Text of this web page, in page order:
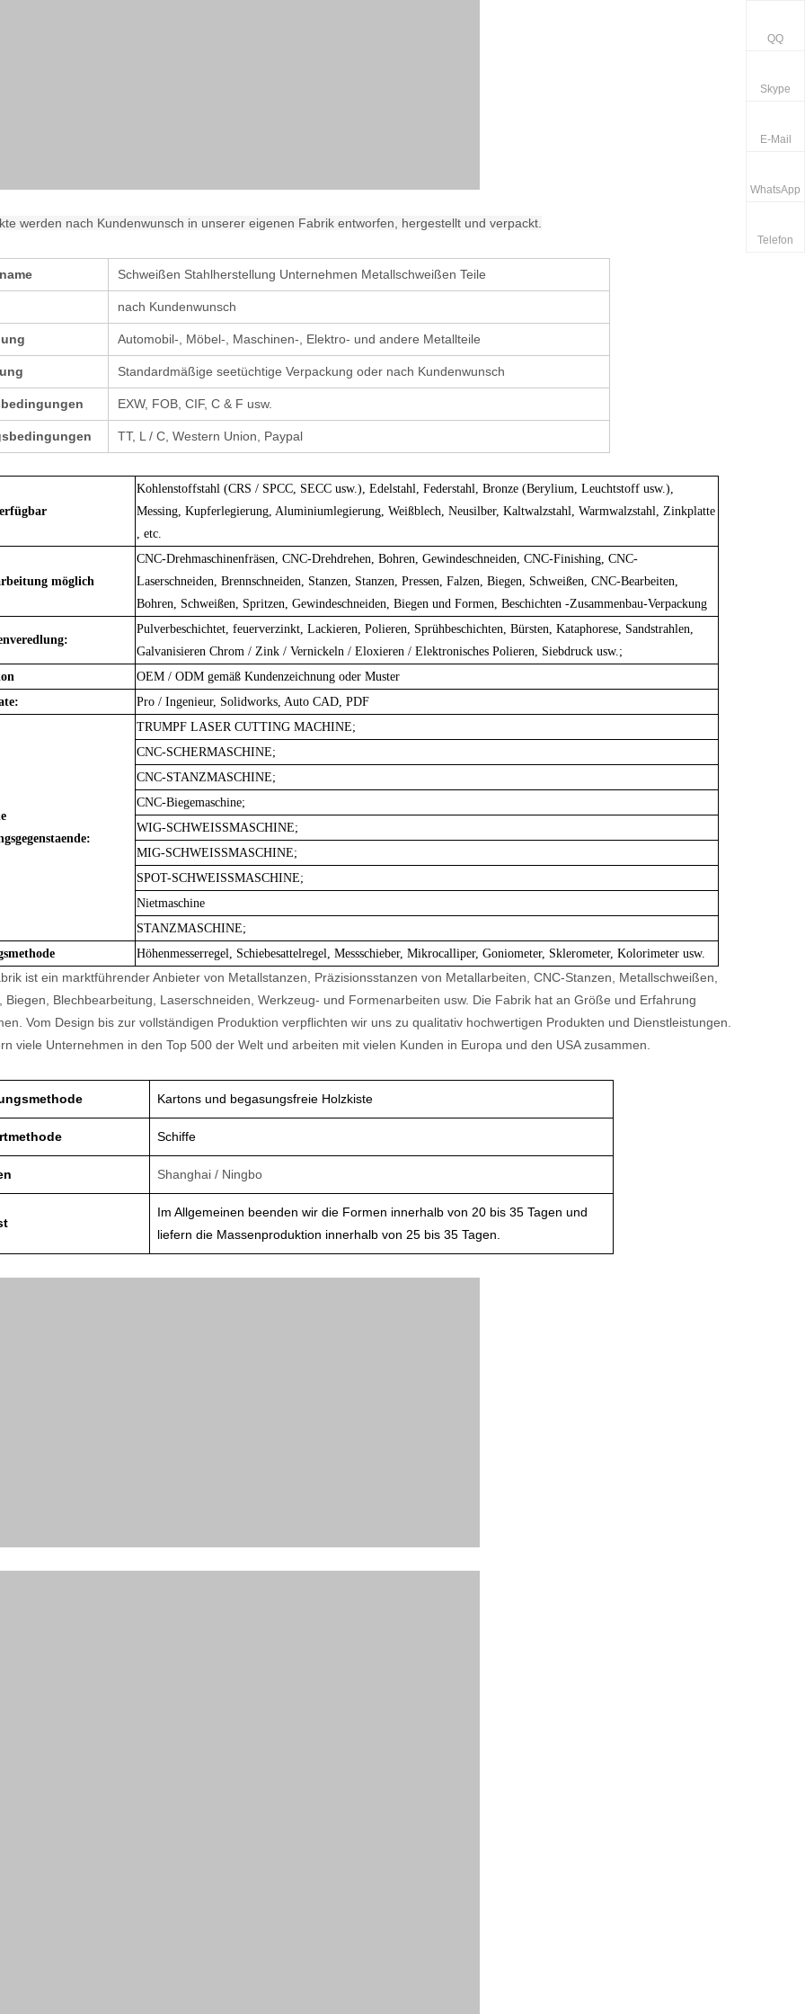
werden nach Kundenwunsch in unserer eigenen Fabrik entworfen, hergestellt und verpackt.
Schweißen Stahlherstellung Unternehmen Metallschweißen Teile
nach Kundenwunsch
Automobil-, Möbel-, Maschinen-, Elektro- und andere Metallteile
Standardmäßige seetüchtige Verpackung oder nach Kundenwunsch
EXW, FOB, CIF, C & F usw.
TT, L / C, Western Union, Paypal
Kohlenstoffstahl (CRS / SPCC, SECC usw.), Edelstahl, Federstahl, Bronze (Berylium, Leuchtstoff usw.),
Messing, Kupferlegierung, Aluminiumlegierung, Weißblech, Neusilber, Kaltwalzstahl, Warmwalzstahl, Zinkplatte
, etc.
möglich
CNC-Drehmaschinenfräsen, CNC-Drehdrehen, Bohren, Gewindeschneiden, CNC-Finishing, CNC-
Laserschneiden, Brennschneiden, Stanzen, Stanzen, Pressen, Falzen, Biegen, Schweißen, CNC-Bearbeiten,
Bohren, Schweißen, Spritzen, Gewindeschneiden, Biegen und Formen, Beschichten -Zusammenbau-Verpackung
Pulverbeschichtet, feuerverzinkt, Lackieren, Polieren, Sprühbeschichten, Bürsten, Kataphorese, Sandstrahlen,
Galvanisieren Chrom / Zink / Vernickeln / Eloxieren / Elektronisches Polieren, Siebdruck usw.;
OEM / ODM gemäß Kundenzeichnung oder Muster
Pro / Ingenieur, Solidworks, Auto CAD, PDF
TRUMPF LASER CUTTING MACHINE;
CNC-SCHERMASCHINE;
CNC-STANZMASCHINE;
CNC-Biegemaschine;
WIG-SCHWEISSMASCHINE;
MIG-SCHWEISSMASCHINE;
SPOT-SCHWEISSMASCHINE;
Nietmaschine
STANZMASCHINE;
Höhenmesserregel, Schiebesattelregel, Messschieber, Mikrocalliper, Goniometer, Sklerometer, Kolorimeter usw.
ist ein marktführender Anbieter von Metallstanzen, Präzisionsstanzen von Metallarbeiten, CNC-Stanzen, Metallschweißen,
Biegen, Blechbearbeitung, Laserschneiden, Werkzeug- und Formenarbeiten usw. Die Fabrik hat an Größe und Erfahrung
Vom Design bis zur vollständigen Produktion verpflichten wir uns zu qualitativ hochwertigen Produkten und Dienstleistungen.
viele Unternehmen in den Top 500 der Welt und arbeiten mit vielen Kunden in Europa und den USA zusammen.
Kartons und begasungsfreie Holzkiste
Schiffe
Shanghai / Ningbo
Im Allgemeinen beenden wir die Formen innerhalb von 20 bis 35 Tagen und
liefern die Massenproduktion innerhalb von 25 bis 35 Tagen.
QQ
Skype
E-Mail
WhatsApp
Telefon